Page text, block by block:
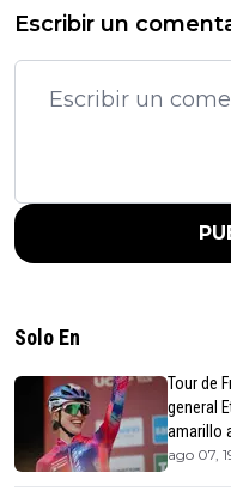
Escribir un
Solo En
Tour de
general
amarillo
ago 07,